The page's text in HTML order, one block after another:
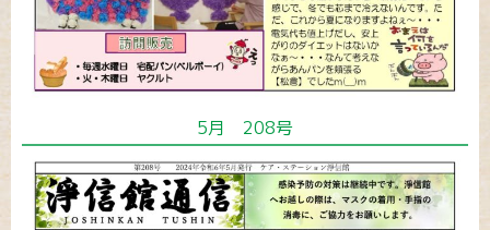
5月 208号